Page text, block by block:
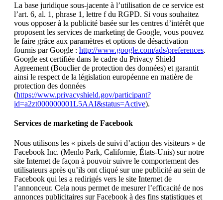
La base juridique sous-jacente à l’utilisation de ce service est
l’art. 6, al. 1, phrase 1, lettre f du RGPD. Si vous souhaitez
vous opposer à la publicité basée sur les centres d’intérêt que
proposent les services de marketing de Google, vous pouvez
le faire grâce aux paramètres et options de désactivation
fournis par Google : http://www.google.com/ads/preferences.
Google est certifiée dans le cadre du Privacy Shield
Agreement (Bouclier de protection des données) et garantit
ainsi le respect de la législation européenne en matière de
protection des données
(https://www.privacyshield.gov/participant?
id=a2zt000000001L5AAI&status=Active).
Services de marketing de Facebook
Nous utilisons les « pixels de suivi d’action des visiteurs » de
Facebook Inc. (Menlo Park, Californie, États-Unis) sur notre
site Internet de façon à pouvoir suivre le comportement des
utilisateurs après qu’ils ont cliqué sur une publicité au sein de
Facebook qui les a redirigés vers le site Internet de
l’annonceur. Cela nous permet de mesurer l’efficacité de nos
annonces publicitaires sur Facebook à des fins statistiques et